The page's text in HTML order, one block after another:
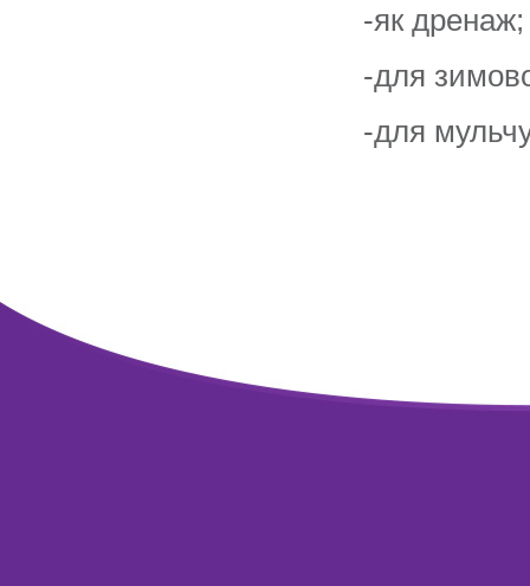
-як дренаж;
-для
-для